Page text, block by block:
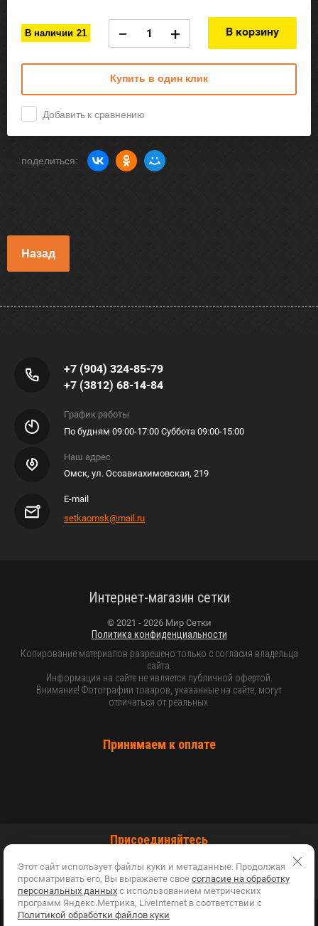
В наличии 21 − + В корзину
Купить в один клик
Добавить к сравнению
поделиться:
Назад
+7 (904) 324-85-79
+7 (3812) 68-14-84
График работы
По будням 09:00-17:00 Суббота 09:00-15:00
Наш адрес
Омск, ул. Осоавиахимовская, 219
E-mail
setkaomsk@mail.ru
Интернет-магазин сетки
© 2021 - 2026 Мир Сетки
Политика конфиденциальности
Копирование материалов разрешено только с согласия владельца
сайта.
Информация на сайте не является публичной офертой.
Внимание! Фотографии товаров, указанные на сайте, могут
отличаться от реальных.
Принимаем к оплате
Присоединяйтесь
Этот сайт использует файлы куки и метаданные. Продолжая
просматривать его, Вы выражаете свое согласие на обработку
персональных данных с использованием метрических
программ Яндекс.Метрика, LiveInternet в соответствии с
Политикой обработки файлов куки